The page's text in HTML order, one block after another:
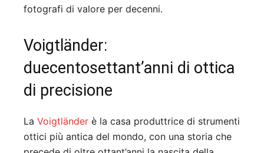
fotografi di valore per decenni.
Voigtländer:
duecentosettant’anni di ottica
di precisione
La Voigtländer è la casa produttrice di strumenti
ottici più antica del mondo, con una storia che